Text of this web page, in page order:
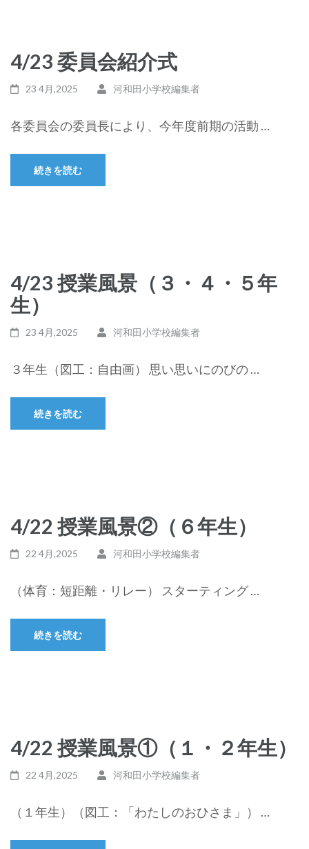
4/23 委員会紹介式
23 4月,2025 河和田小学校編集者
各委員会の委員長により、今年度前期の活動 …
続きを読む
4/23 授業風景（３・４・５年
生）
23 4月,2025 河和田小学校編集者
３年生（図工：自由画） 思い思いにのびの …
続きを読む
4/22 授業風景②（６年生）
22 4月,2025 河和田小学校編集者
（体育：短距離・リレー） スターティング …
続きを読む
4/22 授業風景①（１・２年生）
22 4月,2025 河和田小学校編集者
（１年生）（図工：「わたしのおひさま」） …